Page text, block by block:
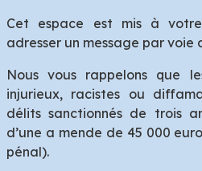
Cet espace est mis à
adresser un message par voie
Nous vous rappelons que
injurieux, racistes ou
délits sanctionnés de trois
d’une a mende de 45 000
pénal).